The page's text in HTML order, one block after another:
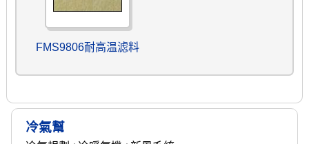
FMS9806耐高温滤料
冷氣幫